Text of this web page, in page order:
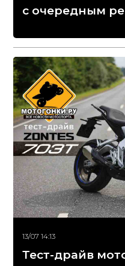
с очередным
13/07 14:13
Тест-драйв